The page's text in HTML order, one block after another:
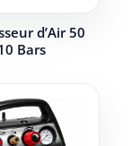
d’Air 50
Bars